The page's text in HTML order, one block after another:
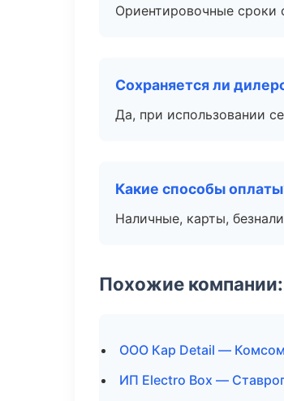
Ориентировочные сроки
Сохраняется ли
Да, при использовании
Какие способы
Наличные, карты,
Похожие
ООО Кар Detail —
ИП Electro Box —